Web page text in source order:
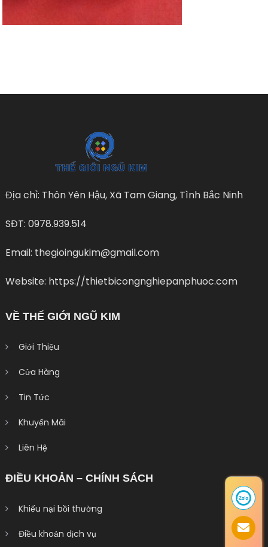
Địa chỉ: Thôn Yên Hậu, Xã Tam Giang, Tình Bắc Ninh
SĐT: 0978.939.514
Email: thegioingukim@gmail.com
Website: https://thietbicongnghiepanphuoc.com
VỀ THẾ GIỚI NGŨ KIM
Giới Thiệu
Cửa Hàng
Tin Tức
Khuyến Mãi
Liên Hệ
ĐIỀU KHOẢN – CHÍNH SÁCH
Khiếu nại bồi thường
Điều khoản dịch vụ